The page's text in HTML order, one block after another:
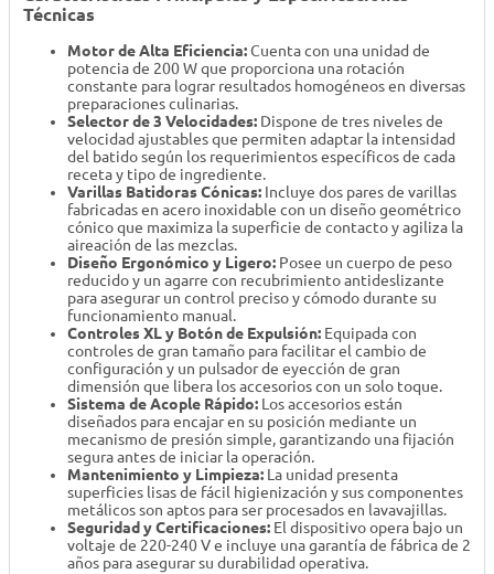
Técnicas
Motor de Alta Eficiencia:Cuenta con una unidad de
potencia de 200 W que proporciona una rotación
constante para lograr resultados homogéneos en diversas
preparaciones culinarias.
Selector de 3 Velocidades: Dispone de tres niveles de
velocidad ajustables que permiten adaptar la intensidad
del batido según los requerimientos específicos de cada
receta y tipo de ingrediente.
Varillas Batidoras Cónicas: Incluye dos pares de varillas
fabricadas en acero inoxidable con un diseño geométrico
cónico que maximiza la superficie de contacto y agiliza la
aireación de las mezclas.
Diseño Ergonómico y Ligero: Posee un cuerpo de peso
reducido y un agarre con recubrimiento antideslizante
para asegurar un control preciso y cómodo durante su
funcionamiento manual.
Controles XL y Botón de Expulsión: Equipada con
controles de gran tamaño para facilitar el cambio de
configuración y un pulsador de eyección de gran
dimensión que libera los accesorios con un solo toque.
Sistema de Acople Rápido: Los accesorios están
diseñados para encajar en su posición mediante un
mecanismo de presión simple, garantizando una fijación
segura antes de iniciar la operación.
Mantenimiento y Limpieza: La unidad presenta
superficies lisas de fácil higienización y sus componentes
metálicos son aptos para ser procesados en lavavajillas.
Seguridad y Certificaciones: El dispositivo opera bajo un
voltaje de 220-240 V e incluye una garantía de fábrica de 2
años para asegurar su durabilidad operativa.